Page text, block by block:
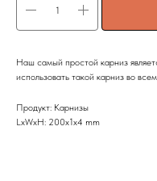
Наш самый простой карниз
использовать такой карниз во
Продукт: Карнизы
LxWxH: 200x1x4 mm